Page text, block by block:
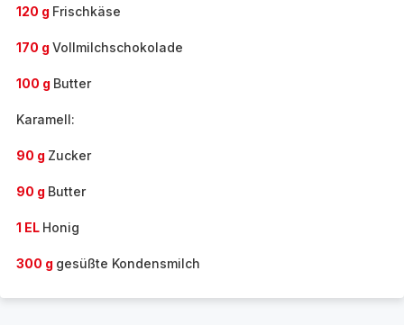
120 g Frischkäse
170 g Vollmilchschokolade
100 g Butter
Karamell:
90 g Zucker
90 g Butter
1 EL Honig
300 g gesüßte Kondensmilch